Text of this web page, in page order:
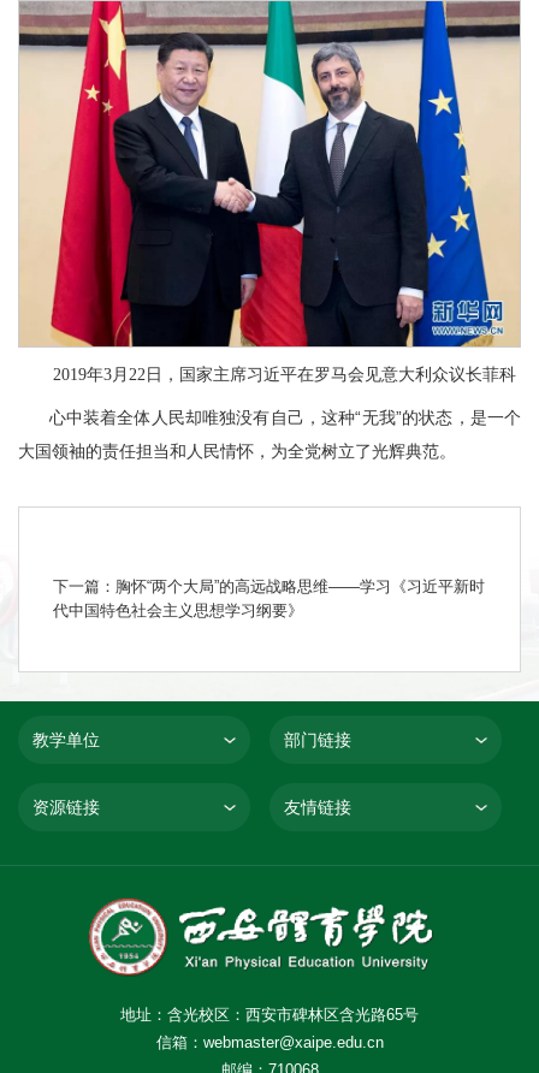
2019年3月22日，国家主席习近平在罗马会见意大利众议长菲科
心中装着全体人民却唯独没有自己，这种“无我”的状态，是一个
大国领袖的责任担当和人民情怀，为全党树立了光辉典范。
下一篇：胸怀“两个大局”的高远战略思维——学习《习近平新时
代中国特色社会主义思想学习纲要》
教学单位 部门链接
资源链接 友情链接
地址：含光校区：西安市碑林区含光路65号
信箱：webmaster@xaipe.edu.cn